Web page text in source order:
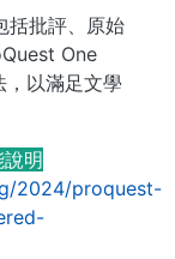
括批評、原始
One
以滿足文學
明
2024/proquest-